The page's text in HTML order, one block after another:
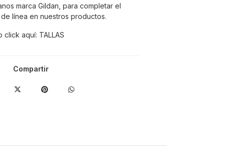
marca Gildan, para completar el
línea en nuestros productos.
click aquí: TALLAS
Compartir